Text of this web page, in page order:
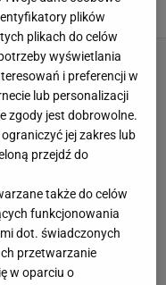
LIPCA 2026, 19:30plików
plikach do celów
wyświetlania
i preferencji w
lub personalizacji
zgody jest dobrowolne.
jej zakres lub
przejdź do
także do celów
funkcjonowania
dot. świadczonych
przetwarzanie
w oparciu o